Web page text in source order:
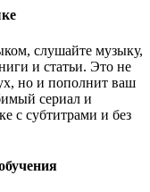
слушайте музыку,
и статьи. Это не
но и пополнит ваш
сериал и
с субтитрами и без